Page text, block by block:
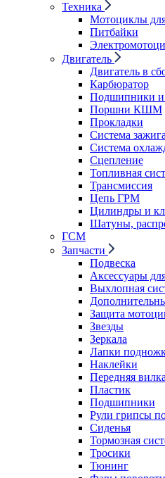
Техника
Мотоциклы
Питбайки
Двигатель
Двигатель в
Карбюратор
Подшипники и
Поршни КШМ
Прокладки
Система
Система
Сцепление
Топливная
Трансмиссия
Цепь ГРМ
Цилиндры и
Шатуны,
ГСМ
Запчасти
Подвеска
Аксессуары
Выхлопная
Защита
Звезды
Зеркала
Лапки
Наклейки
Передняя вилка
Пластик
Подшипники
Рули грипсы
Сиденья
Тормозная
Тросики
Тюнинг